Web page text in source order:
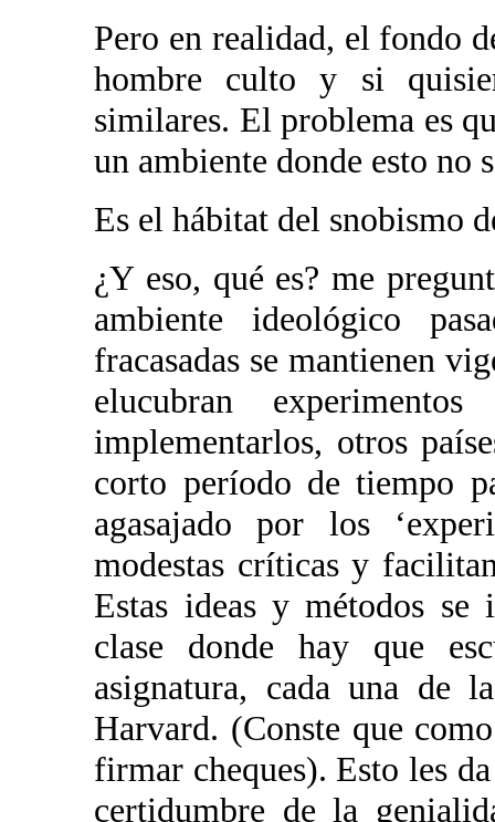
Pero en realidad, el fondo
hombre culto y si
similares. El problema es
un ambiente donde esto no
Es el hábitat del snobismo
¿Y eso, qué es? me
ambiente ideológico
fracasadas se mantienen
elucubran
implementarlos, otros
corto período de tiempo
agasajado por los
modestas críticas y
Estas ideas y métodos
clase donde hay que
asignatura, cada una de
Harvard. (Conste que
firmar cheques). Esto les
certidumbre de la